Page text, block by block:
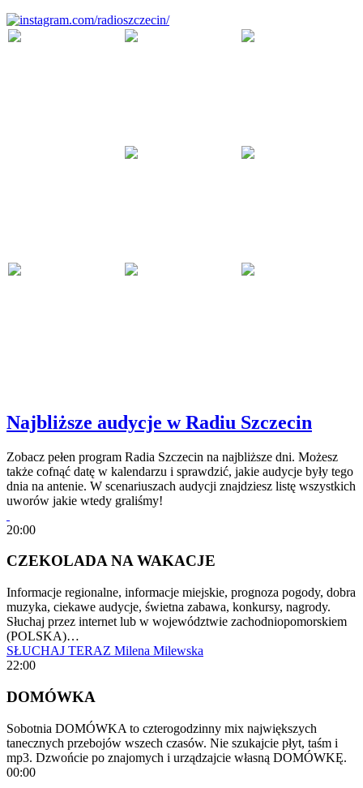
Najbliższe audycje w Radiu Szczecin
Zobacz pełen program Radia Szczecin na najbliższe dni. Możesz
także cofnąć datę w kalendarzu i sprawdzić, jakie audycje były tego
dnia na antenie. W scenariuszach audycji znajdziesz listę wszystkich
uworów jakie wtedy graliśmy!
20:00
CZEKOLADA NA WAKACJE
Informacje regionalne, informacje miejskie, prognoza pogody, dobra
muzyka, ciekawe audycje, świetna zabawa, konkursy, nagrody.
Słuchaj przez internet lub w województwie zachodniopomorskiem
(POLSKA)…
SŁUCHAJ TERAZ Milena Milewska
22:00
DOMÓWKA
Sobotnia DOMÓWKA to czterogodzinny mix największych
tanecznych przebojów wszech czasów. Nie szukajcie płyt, taśm i
mp3. Dzwońcie po znajomych i urządzajcie własną DOMÓWKĘ.
00:00